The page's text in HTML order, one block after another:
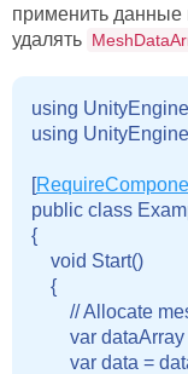
применить данные
удалять
using
using
[
public class
{
    void Start()
    {
// Allocate
var
var data =